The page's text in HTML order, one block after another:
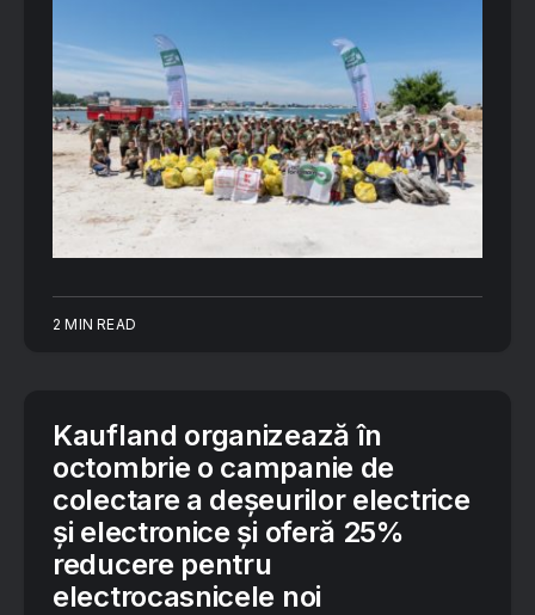
2 MIN READ
Kaufland organizează în
octombrie o campanie de
colectare a deșeurilor electrice
și electronice și oferă 25%
reducere pentru
electrocasnicele noi